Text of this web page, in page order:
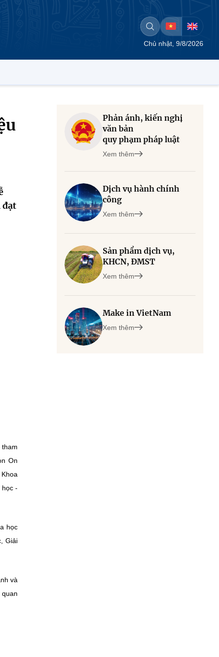
Chủ nhật, 9/8/2026
đạt
On
học -
học
Giải
và
Phản ánh, kiến nghị
văn bản
quy phạm pháp luật
Xem thêm
Dịch vụ hành chính
công
Xem thêm
Sản phẩm dịch vụ,
KHCN, ĐMST
Xem thêm
Make in VietNam
Xem thêm